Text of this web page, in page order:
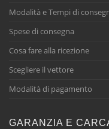
Modalità e Tempi di
Spese di consegna
Cosa fare alla ricezione
Scegliere il vettore
Modalità di pagamento
GARANZIA E